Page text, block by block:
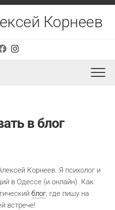
Корнеев
в блог
Корнеев. Я психолог и
в Одессе (и онлайн). Как
блог, где пишу на
встрече!